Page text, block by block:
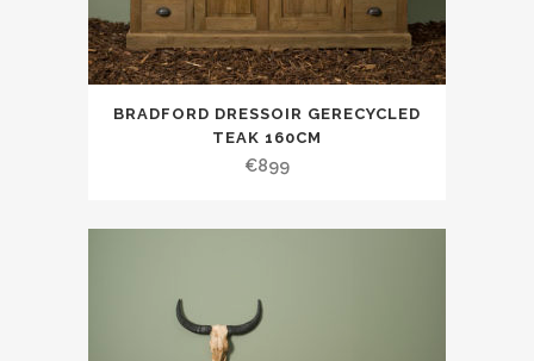
BRADFORD DRESSOIR GERECYCLED
TEAK 160CM
€899